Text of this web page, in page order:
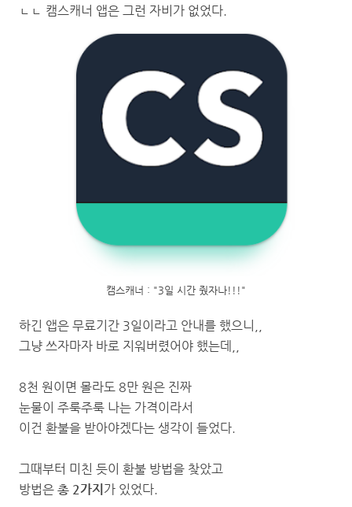
ㄴㄴ 캠스캐너 앱은 그런 자비가 없었다.
캠스캐너 : "3일 시간 줬자나!!!"
하긴 앱은 무료기간 3일이라고 안내를 했으니,,
그냥 쓰자마자 바로 지워버렸어야 했는데,,
8천 원이면 몰라도 8만 원은 진짜
눈물이 주룩주룩 나는 가격이라서
이건 환불을 받아야겠다는 생각이 들었다.
그때부터 미친 듯이 환불 방법을 찾았고
방법은 총 2가지 가 있었다.